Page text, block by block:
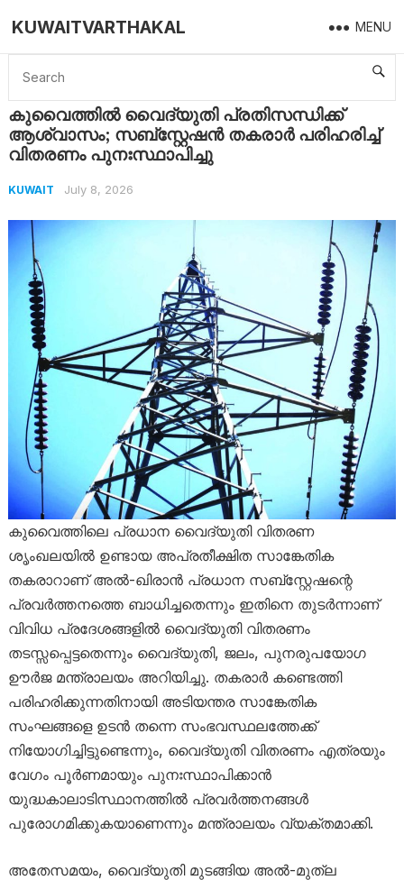
KUWAITVARTHAKAL MENU
Home Kuwait കുവൈത്തിൽ വൈദ്യുതി പ്രതിസന്ധിക്ക് ആശ്വാസം; സബ്‌സ്റ്റേഷൻ തകരാർ പരിഹരിച്ച് വിതരണം പുനഃസ്ഥാപിച്ചു
കുവൈത്തിൽ വൈദ്യുതി പ്രതിസന്ധിക്ക്
ആശ്വാസം; സബ്‌സ്റ്റേഷൻ തകരാർ പരിഹരിച്ച്
വിതരണം പുനഃസ്ഥാപിച്ചു
KUWAIT July 8, 2026
കുവൈത്തിലെ പ്രധാന വൈദ്യുതി വിതരണ
ശൃംഖലയിൽ ഉണ്ടായ അപ്രതീക്ഷിത സാങ്കേതിക
തകരാറാണ് അൽ-ഖിരാൻ പ്രധാന സബ്‌സ്റ്റേഷന്റെ
പ്രവർത്തനത്തെ ബാധിച്ചതെന്നും ഇതിനെ തുടർന്നാണ്
വിവിധ പ്രദേശങ്ങളിൽ വൈദ്യുതി വിതരണം
തടസ്സപ്പെട്ടതെന്നും വൈദ്യുതി, ജലം, പുനരുപയോഗ
ഊർജ മന്ത്രാലയം അറിയിച്ചു. തകരാർ കണ്ടെത്തി
പരിഹരിക്കുന്നതിനായി അടിയന്തര സാങ്കേതിക
സംഘങ്ങളെ ഉടൻ തന്നെ സംഭവസ്ഥലത്തേക്ക്
നിയോഗിച്ചിട്ടുണ്ടെന്നും, വൈദ്യുതി വിതരണം എത്രയും
വേഗം പൂർണമായും പുനഃസ്ഥാപിക്കാൻ
യുദ്ധകാലാടിസ്ഥാനത്തിൽ പ്രവർത്തനങ്ങൾ
പുരോഗമിക്കുകയാണെന്നും മന്ത്രാലയം വ്യക്തമാക്കി.
അതേസമയം, വൈദ്യുതി മുടങ്ങിയ അൽ-മുത്‌ല